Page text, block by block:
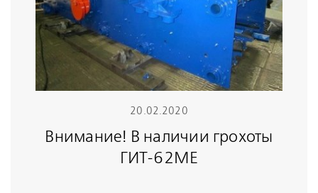
20.02.2020
Внимание! В наличии грохоты
ГИТ-62МЕ